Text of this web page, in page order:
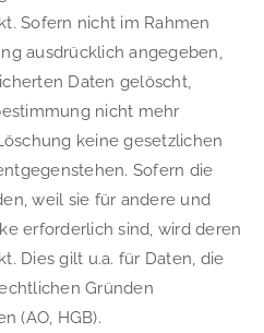
Sofern nicht im Rahmen
ausdrücklich angegeben,
Daten gelöscht,
nicht mehr
keine gesetzlichen
Sofern die
weil sie für andere und
erforderlich sind, wird deren
Dies gilt u.a. für Daten, die
Gründen
(AO, HGB).